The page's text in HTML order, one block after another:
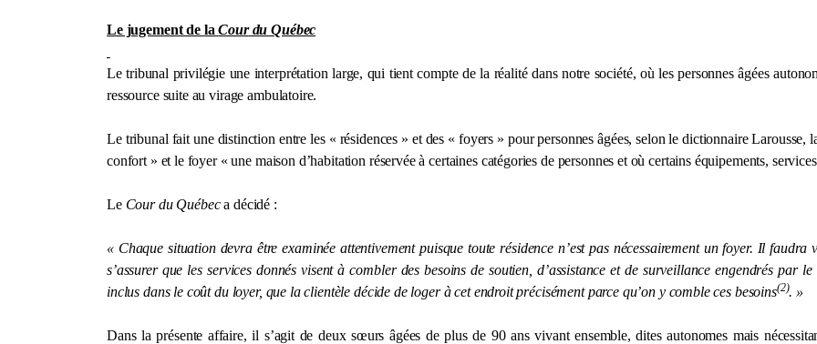
Le jugement de laCourdu Québec
Le tribunal privilégie une interprétation large, qui tient compte de la réalité dans notre société, où les personnes âgées
ressource suite au virage ambulatoire.
Le tribunal fait une distinction entre les « résidences » et des « foyers » pour personnes âgées, selon le dictionnaire Larousse,
confort » et le foyer « une maison d’habitation réservée à certaines catégories de personnes et où certains équipements,
Le Cour du Québeca décidé :
« Chaque situation devra être examinée attentivement puisque toute résidence n’est pas nécessairement un foyer. Il
s’assurer que les services donnés visent à combler des besoins de soutien, d’assistance et de surveillance engendrés par
inclus dans le coût du loyer, que la clientèle décide de loger à cet endroit précisément parce qu’on y comble ces besoins(2). »
Dans la présente affaire, il s’agit de deux sœurs âgées de plus de 90 ans vivant ensemble, dites autonomes mais